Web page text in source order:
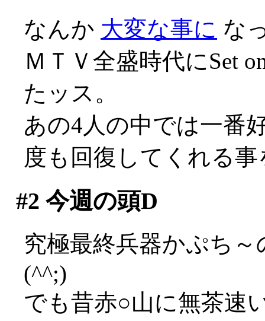
なんか 大変な事に な
ＭＴＶ全盛時代にSet
たッス。
あの4人の中では一番
度も回復してくれる
#2 今週の頭D
究極最終兵器かぷち
(^^;)
でも昔赤○山に無茶速